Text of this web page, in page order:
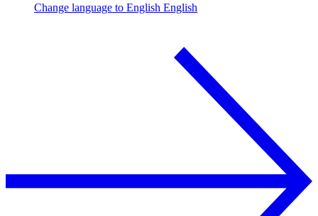
Change language to English English